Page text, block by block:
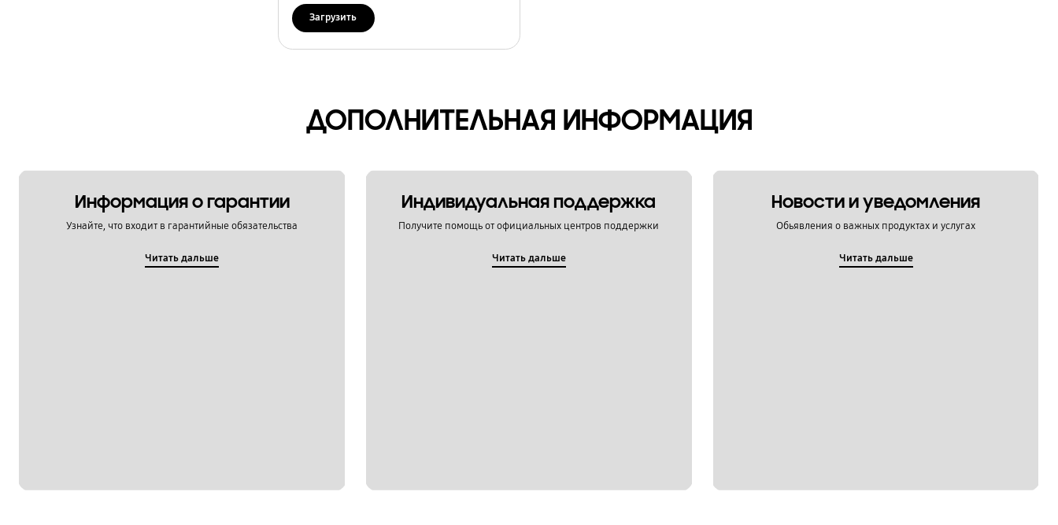
Загрузить
ДОПОЛНИТЕЛЬНАЯ ИНФОРМАЦИЯ
Информация о гарантии
Узнайте, что входит в гарантийные обязательства
Читать дальше
Индивидуальная поддержка
Получите помощь от официальных центров поддержки
Читать дальше
Новости и уведомления
Обьявления о важных продуктах и услугах
Читать дальше